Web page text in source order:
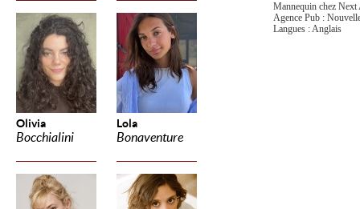
Olivia
Bocchialini
Lola
Bonaventure
Mannequin chez Next
Agence Pub :
Langues : Anglais